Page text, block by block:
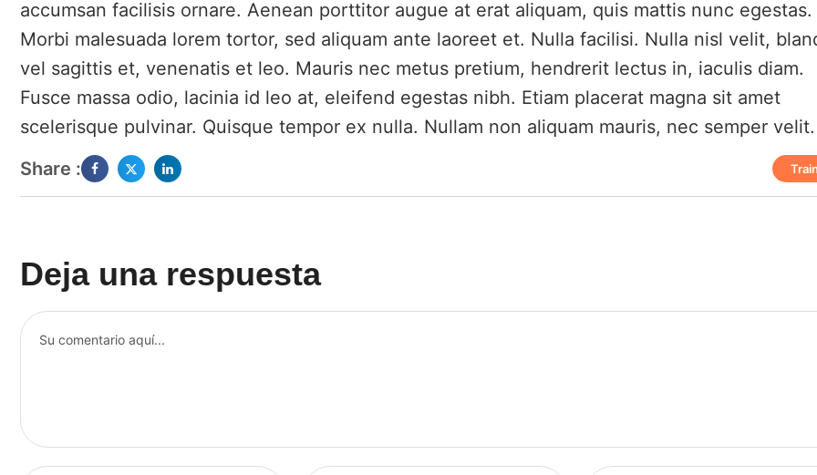
accumsan facilisis ornare. Aenean porttitor augue at erat aliquam, quis mattis nunc egestas.
Morbi malesuada lorem tortor, sed aliquam ante laoreet et. Nulla facilisi. Nulla nisl velit,
vel sagittis et, venenatis et leo. Mauris nec metus pretium, hendrerit lectus in, iaculis diam.
Fusce massa odio, lacinia id leo at, eleifend egestas nibh. Etiam placerat magna sit amet
scelerisque pulvinar. Quisque tempor ex nulla. Nullam non aliquam mauris, nec semper velit.
Share :
Deja una respuesta